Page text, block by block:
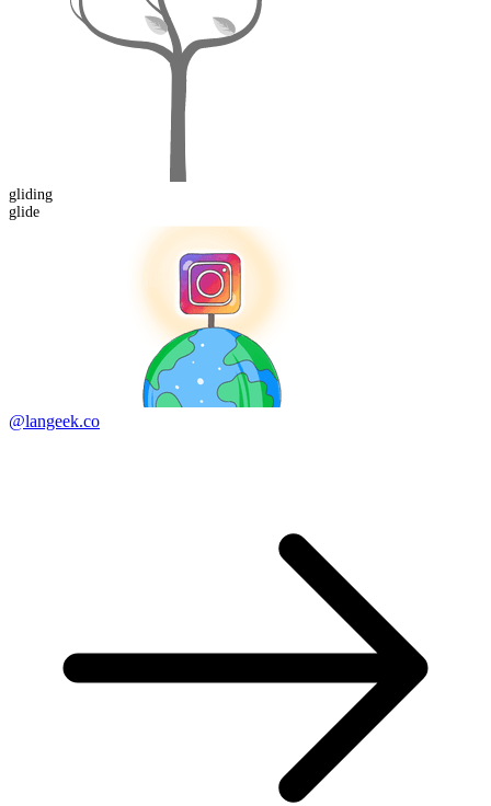
gliding
glide
@langeek.co